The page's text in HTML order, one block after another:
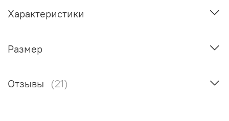
Характеристики
Размер
Отзывы (21)